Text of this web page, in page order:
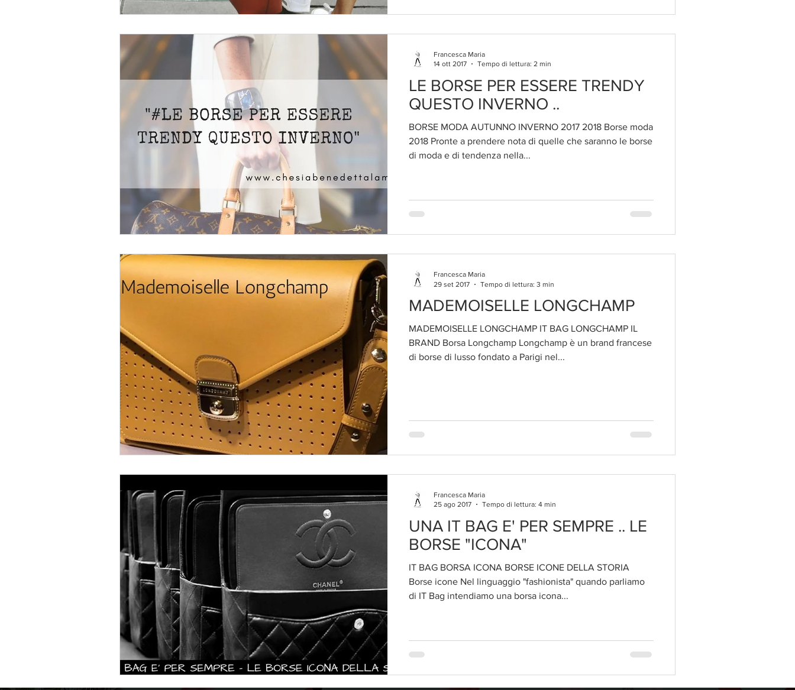
LE BORSE PER ESSERE TRENDY
QUESTO INVERNO ..
BORSE MODA AUTUNNO INVERNO 2017 2018 Borse moda
2018 Pronte a prendere nota di quelle che saranno le borse
di moda e di tendenza nella...
Francesca Maria
14 ott 2017
Tempo di lettura: 2 min
MADEMOISELLE LONGCHAMP
MADEMOISELLE LONGCHAMP IT BAG LONGCHAMP IL
BRAND Borsa Longchamp Longchamp è un brand francese
di borse di lusso fondato a Parigi nel...
Francesca Maria
29 set 2017
Tempo di lettura: 3 min
UNA IT BAG E' PER SEMPRE .. LE
BORSE "ICONA"
IT BAG BORSA ICONA BORSE ICONE DELLA STORIA
Borse icone Nel linguaggio "fashionista" quando parliamo
di IT Bag intendiamo una borsa icona...
Francesca Maria
25 ago 2017
Tempo di lettura: 4 min